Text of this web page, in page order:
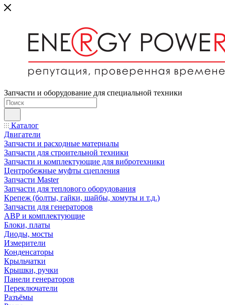
Запчасти и оборудование для специальной техники
Каталог
Двигатели
Запчасти и расходные материалы
Запчасти для строительной техники
Запчасти и комплектующие для вибротехники
Центробежные муфты сцепления
Запчасти Master
Запчасти для теплового оборудования
Крепеж (болты, гайки, шайбы, хомуты и т.д.)
Запчасти для генераторов
АВР и комплектующие
Блоки, платы
Диоды, мосты
Измерители
Конденсаторы
Крыльчатки
Крышки, ручки
Панели генераторов
Переключатели
Разъёмы